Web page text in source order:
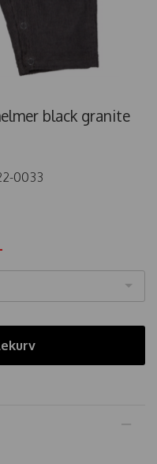
black granite
0033